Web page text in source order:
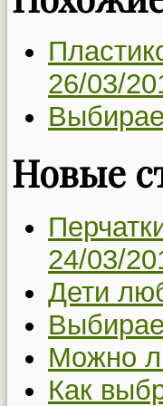
26/03/
Новые
24/03/
Дети
Можно
Как